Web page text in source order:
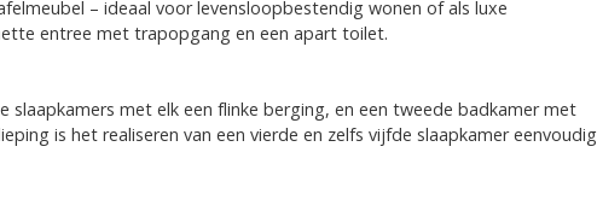
– ideaal voor levensloopbestendig wonen of als luxe
entree met trapopgang en een apart toilet.
met elk een flinke berging, en een tweede badkamer met
is het realiseren van een vierde en zelfs vijfde slaapkamer eenvoudig